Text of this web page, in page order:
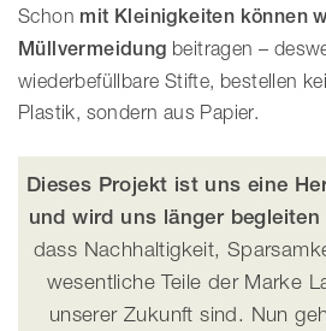
Schon mit Kleinigkeiten können
Müllvermeidung beitragen –
wiederbefüllbare Stifte, bestellen
Plastik, sondern aus Papier.
Dieses Projekt ist uns eine
und wird uns länger begleiten
dass Nachhaltigkeit,
wesentliche Teile der Marke
unserer Zukunft sind. Nun